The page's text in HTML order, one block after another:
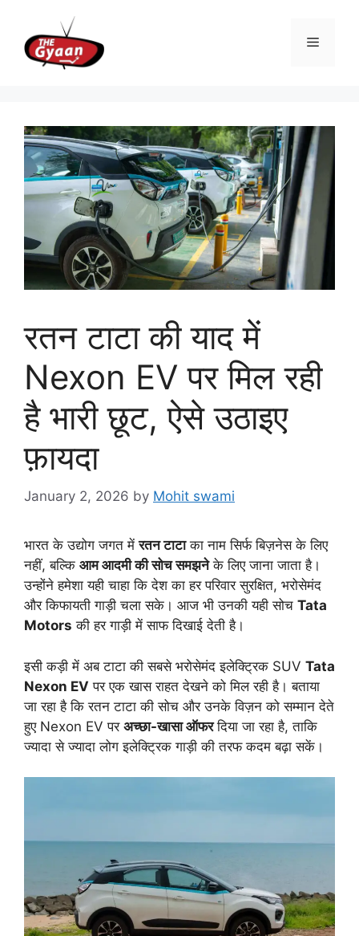
content
Menu
रतन टाटा की याद में
Nexon EV पर मिल रही
है भारी छूट, ऐसे उठाइए
फ़ायदा
January 2, 2026 by Mohit swami
भारत के उद्योग जगत मेंरतन टाटाका नाम सिर्फ बिज़नेस के लिए
नहीं, बल्कि आम आदमी की सोच समझनेके लिए जाना जाता है।
उन्होंने हमेशा यही चाहा कि देश का हर परिवार सुरक्षित, भरोसेमंद
और किफायती गाड़ी चला सके। आज भी उनकी यही सोच Tata
Motors की हर गाड़ी में साफ दिखाई देती है।
इसी कड़ी में अब टाटा की सबसे भरोसेमंद इलेक्ट्रिक SUV Tata
Nexon EV पर एक खास राहत देखने को मिल रही है। बताया
जा रहा है कि रतन टाटा की सोच और उनके विज़न को सम्मान देते
हुए Nexon EV पर अच्छा-खासा ऑफरदिया जा रहा है, ताकि
ज्यादा से ज्यादा लोग इलेक्ट्रिक गाड़ी की तरफ कदम बढ़ा सकें।